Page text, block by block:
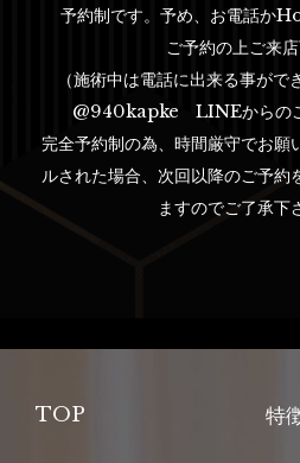
予約制です。予め、お電話
ご予約の上ご来店
（施術中は電話に出来る事が
@940kapke LINEからのご
完全予約制の為、時間厳守でお願
ルされた場合、次回以降のご予約
ますのでご了承下
TOP 特